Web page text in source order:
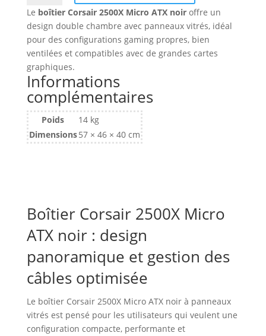
Boitier
Mini
Tour
Micro
Corsair
2500X
avec
panneaux
vitrés
(Noir)
Le boîtier Corsair 2500X Micro ATX noiroffre un
design double chambre avec panneaux vitrés, idéal
pour des configurations gaming propres, bien
ventilées et compatibles avec de grandes cartes
graphiques.
Informations
complémentaires
Poids
14 kg
Dimensions57 × 46 × 40 cm
Boîtier Corsair 2500X Micro
ATX noir : design
panoramique et gestion des
câbles optimisée
Le boîtier Corsair 2500X Micro ATX noir à panneaux
vitrés est pensé pour les utilisateurs qui veulent une
configuration compacte, performante et